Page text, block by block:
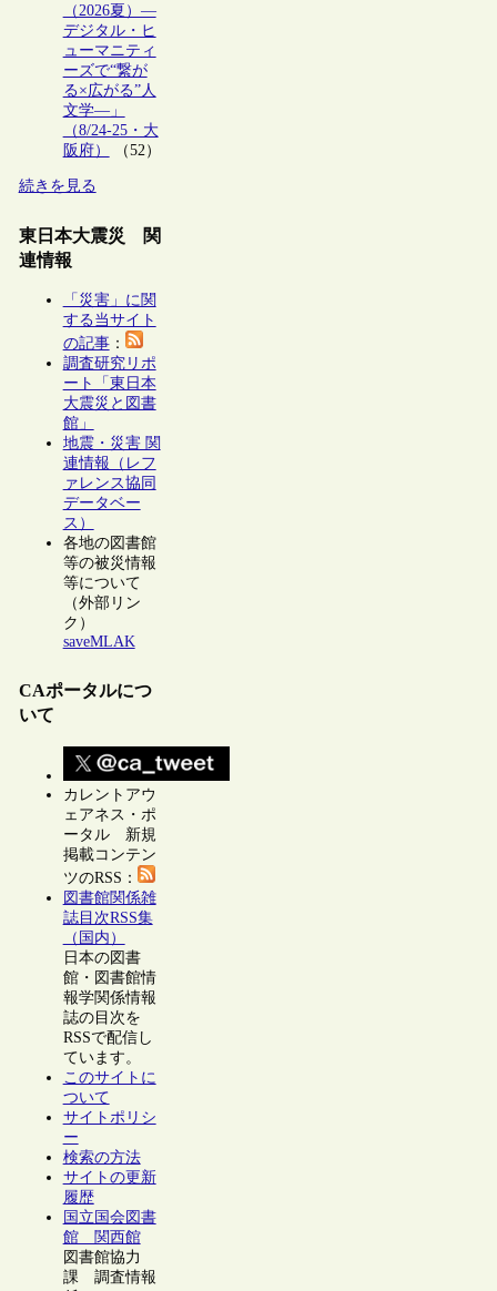
（2026夏）―
デジタル・ヒ
ューマニティ
ーズで“繋が
る×広がる”人
文学―」
（8/24-25・大
阪府）
（52）
続きを見る
東日本大震災 関
連情報
「災害」に関
する当サイト
の記事：
調査研究リポ
ート「東日本
大震災と図書
館」
地震・災害 関
連情報（レフ
ァレンス協同
データベー
ス）
各地の図書館
等の被災情報
等について
（外部リン
ク）
saveMLAK
CAポータルにつ
いて
カレントアウ
ェアネス・ポ
ータル 新規
掲載コンテン
ツのRSS：
図書館関係雑
誌目次RSS集
（国内）
日本の図書
館・図書館情
報学関係情報
誌の目次を
RSSで配信し
ています。
このサイトに
ついて
サイトポリシ
ー
検索の方法
サイトの更新
履歴
国立国会図書
館 関西館
図書館協力
課 調査情報